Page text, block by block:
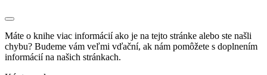
Máte o knihe viac informácií ako je na tejto stránke alebo ste našli
chybu? Budeme vám veľmi vďační, ak nám pomôžete s doplnením
informácií na našich stránkach.